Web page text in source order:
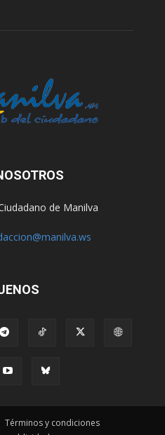
de Manilva
Términos y condiciones